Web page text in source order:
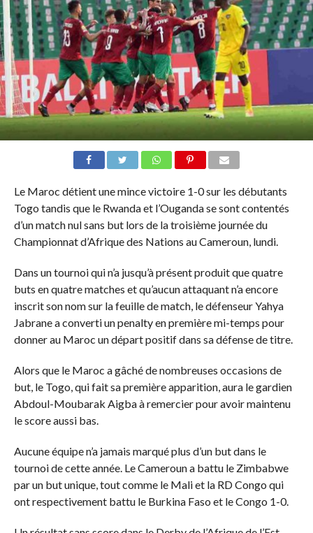
Le Maroc détient une mince victoire 1-0 sur les débutants
Togo tandis que le Rwanda et l’Ouganda se sont contentés
d’un match nul sans but lors de la troisième journée du
Championnat d’Afrique des Nations au Cameroun, lundi.
Dans un tournoi qui n’a jusqu’à présent produit que quatre
buts en quatre matches et qu’aucun attaquant n’a encore
inscrit son nom sur la feuille de match, le défenseur Yahya
Jabrane a converti un penalty en première mi-temps pour
donner au Maroc un départ positif dans sa défense de titre.
Alors que le Maroc a gâché de nombreuses occasions de
but, le Togo, qui fait sa première apparition, aura le gardien
Abdoul-Moubarak Aigba à remercier pour avoir maintenu
le score aussi bas.
Aucune équipe n’a jamais marqué plus d’un but dans le
tournoi de cette année. Le Cameroun a battu le Zimbabwe
par un but unique, tout comme le Mali et la RD Congo qui
ont respectivement battu le Burkina Faso et le Congo 1-0.